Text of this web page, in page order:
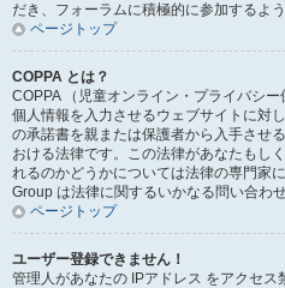
だき、フォーラムに積極的に参加するよ
ページトップ
COPPA とは？
COPPA （児童オンライン・プライバシ
個人情報を入力させるウェブサイトに対
の承諾書を親または保護者から入手させ
おける法律です。この法律があなたもし
れるのかどうかについては法律の専門家
Group は法律に関するいかなる問い合わ
ページトップ
ユーザー登録できません！
管理人があなたの IPアドレス をアクセ